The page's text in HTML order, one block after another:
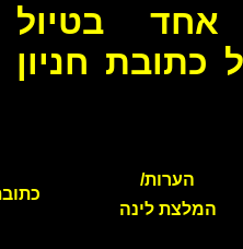
אחד בטיול
כתובת חניון
הערות/
המלצת לינה